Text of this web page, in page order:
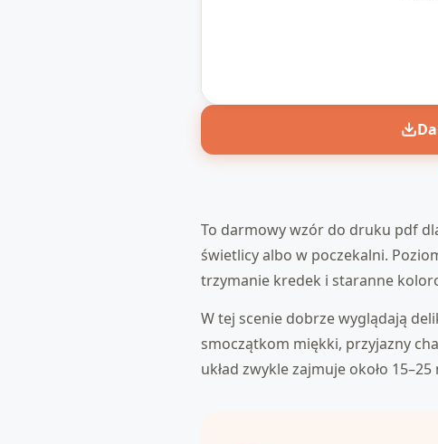
To darmowy wzór do druku pdf
świetlicy albo w poczekalni.
trzymanie kredek i staranne
W tej scenie dobrze wyglądają
smoczątkom miękki, przyjazny
układ zwykle zajmuje około